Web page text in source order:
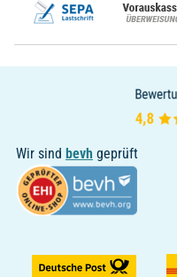
Wir sind bevh geprüft